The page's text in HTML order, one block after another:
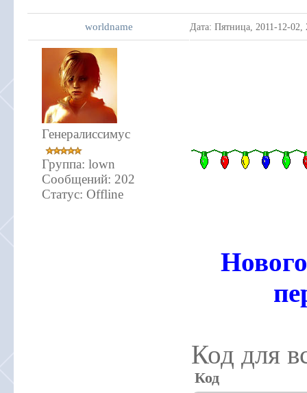
worldname Дата: Пятница, 2011-12-
Генералиссимус
Группа: lown
Сообщений: 202
Статус: Offline
Код для
Код